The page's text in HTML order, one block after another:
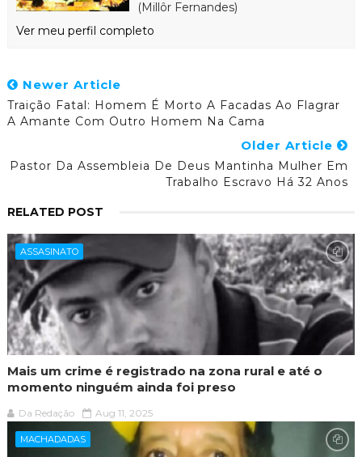
(Millôr Fernandes)
Ver meu perfil completo
Newer Article
Traição Fatal: Homem É Morto A Facadas Ao Flagrar
A Amante Com Outro Homem Na Cama
Older Article
Pastor Da Assembleia De Deus Mantinha Mulher Em
Trabalho Escravo Há 32 Anos
RELATED POST
ASSASINATO
Mais um crime é registrado na zona rural e até o
momento ninguém ainda foi preso
Da Redação Aug 11, 2025
MACHADADAS